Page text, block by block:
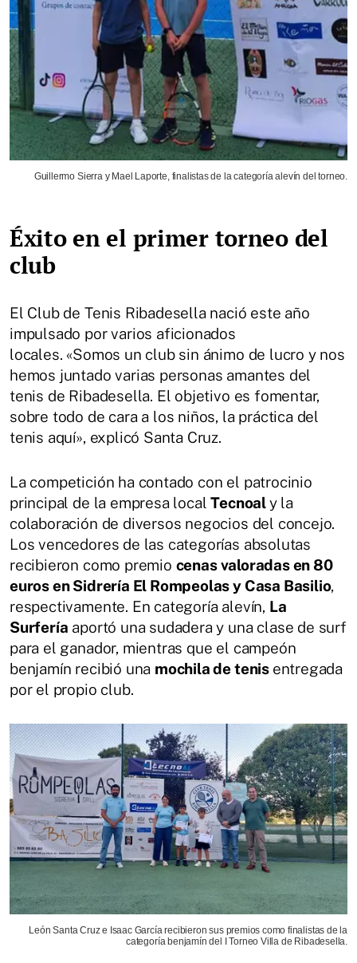
Guillermo Sierra y Mael Laporte, finalistas de la categoría alevín del torneo.
Éxito en el primer torneo del
club
El Club de Tenis Ribadesella nació este año
impulsado por varios aficionados
locales. «Somos un club sin ánimo de lucro y nos
hemos juntado varias personas amantes del
tenis de Ribadesella. El objetivo es fomentar,
sobre todo de cara a los niños, la práctica del
tenis aquí», explicó Santa Cruz.
La competición ha contado con el patrocinio
principal de la empresa localTecnoaly la
colaboración de diversos negocios del concejo.
Los vencedores de las categorías absolutas
recibieron como premio cenas valoradas en 80
euros en Sidrería El Rompeolas y Casa Basilio,
respectivamente. En categoría alevín, La
Surfería aportó una sudadera y una clase de surf
para el ganador, mientras que el campeón
benjamín recibió una mochila de tenis entregada
por el propio club.
León Santa Cruz e Isaac García recibieron sus premios como finalistas de la
categoría benjamín del I Torneo Villa de Ribadesella.